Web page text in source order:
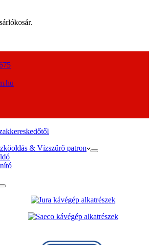
& Vízszűrő patron